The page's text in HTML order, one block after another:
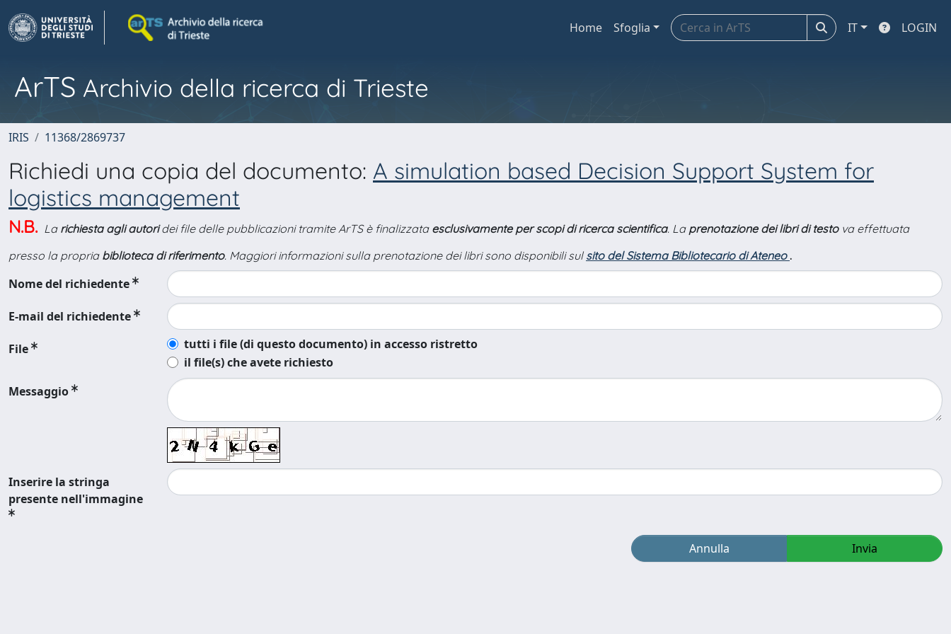
Home Sfoglia IT LOGIN
ArTS Archivio della ricerca di Trieste
IRIS 11368/2869737
Richiedi una copia del documento: A simulation based Decision Support System for
logistics management
N.B. La richiesta agli autoridei file delle pubblicazioni tramite ArTS è finalizzata esclusivamente per scopi di ricerca scientifica. La prenotazione dei libri di testova effettuata
presso la propria biblioteca di riferimento. Maggiori informazioni sulla prenotazione dei libri sono disponibili sul sito del Sistema Bibliotecario di Ateneo .
Nome del richiedente
E-mail del richiedente
File
tutti i file (di questo documento) in accesso ristretto
il file(s) che avete richiesto
Messaggio
Inserire la stringa
presente nell'immagine
Annulla Invia